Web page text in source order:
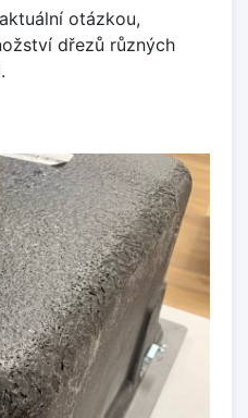
otázkou,
dřezů různých